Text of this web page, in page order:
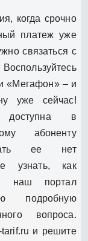
когда срочно
платеж уже
связаться с
«Мегафон» – и
уже сейчас!
доступна в
абоненту
ее нет
узнать, как
наш портал
подробную
вопроса.
tarif.ru и решите